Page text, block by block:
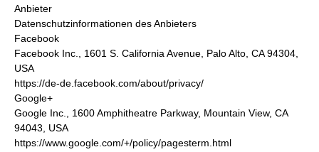
Anbieter
Datenschutzinformationen des Anbieters
Facebook
Facebook Inc., 1601 S. California Avenue, Palo Alto, CA 94304,
USA
https://de-de.facebook.com/about/privacy/
Google+
Google Inc., 1600 Amphitheatre Parkway, Mountain View, CA
94043, USA
https://www.google.com/+/policy/pagesterm.html